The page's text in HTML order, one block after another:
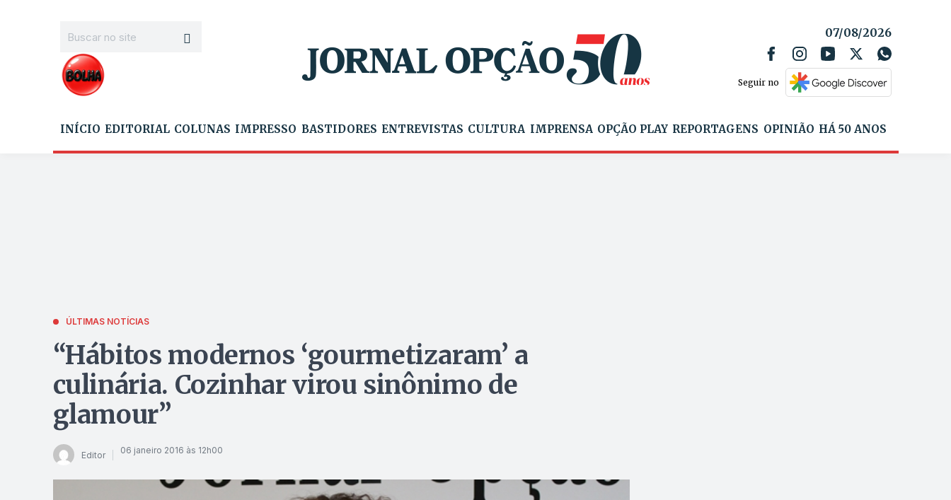
07/08/2026
Seguir no
INÍCIO EDITORIAL COLUNAS IMPRESSO BASTIDORES ENTREVISTAS CULTURA IMPRENSA OPÇÃO PLAY REPORTAGENS OPINIÃO HÁ 50 ANOS
ÚLTIMAS NOTÍCIAS
“Hábitos modernos ‘gourmetizaram’ a
culinária. Cozinhar virou sinônimo de
glamour”
Editor 06 janeiro 2016 às 12h00